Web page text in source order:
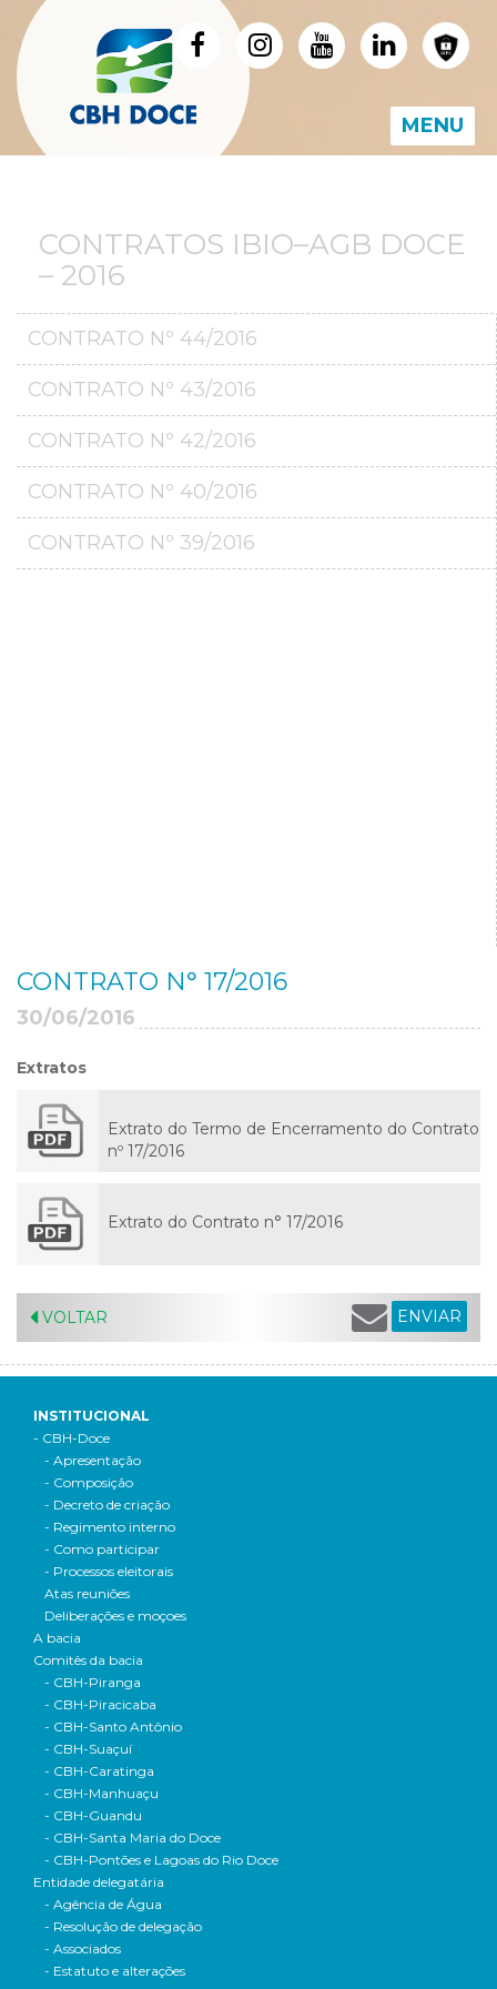
MENU
CONTRATOS IBIO–AGB DOCE
– 2016
CONTRATO Nº 44/2016
CONTRATO Nº 43/2016
CONTRATO Nº 42/2016
CONTRATO Nº 40/2016
CONTRATO Nº 39/2016
CONTRATO N° 17/2016
30/06/2016
Extratos
Extrato do Termo de Encerramento do Contrato
nº 17/2016
Extrato do Contrato n° 17/2016
VOLTAR ENVIAR
INSTITUCIONAL
- CBH-Doce
- Apresentação
- Composição
- Decreto de criação
- Regimento interno
- Como participar
- Processos eleitorais
Atas reuniões
Deliberações e moçoes
A bacia
Comitês da bacia
- CBH-Piranga
- CBH-Piracicaba
- CBH-Santo Antônio
- CBH-Suaçuí
- CBH-Caratinga
- CBH-Manhuaçu
- CBH-Guandu
- CBH-Santa Maria do Doce
- CBH-Pontões e Lagoas do Rio Doce
Entidade delegatária
- Agência de Água
- Resolução de delegação
- Associados
- Estatuto e alterações